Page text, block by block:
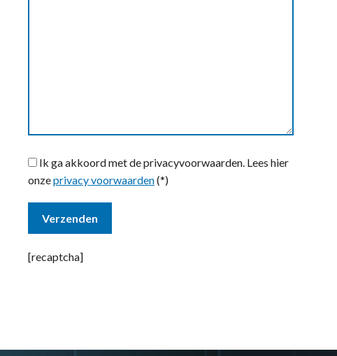
Ik ga akkoord met de privacyvoorwaarden. Lees hier
onzeprivacy voorwaarden(*)
[recaptcha]